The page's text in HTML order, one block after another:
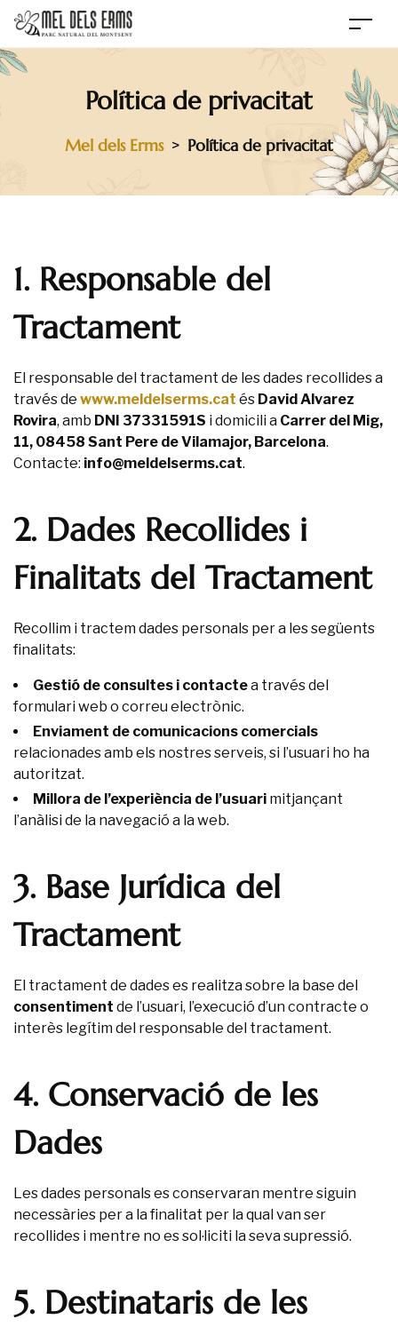
Política de privacitat
Mel dels Erms > Política de privacitat
1. Responsable del
Tractament
El responsable del tractament de les dades recollides a
través de www.meldelserms.cat és David Alvarez
Rovira, amb DNI 37331591S i domicili a Carrer del Mig,
11, 08458 Sant Pere de Vilamajor, Barcelona.
Contacte: info@meldelserms.cat.
2. Dades Recollides i
Finalitats del Tractament
Recollim i tractem dades personals per a les següents
finalitats:
Gestió de consultes i contactea través del
formulari web o correu electrònic.
Enviament de comunicacions comercials
relacionades amb els nostres serveis, si l’usuari ho ha
autoritzat.
Millora de l’experiència de l’usuari mitjançant
l’anàlisi de la navegació a la web.
3. Base Jurídica del
Tractament
El tractament de dades es realitza sobre la base del
consentiment de l’usuari, l’execució d’un contracte o
interès legítim del responsable del tractament.
4. Conservació de les
Dades
Les dades personals es conservaran mentre siguin
necessàries per a la finalitat per la qual van ser
recollides i mentre no es sol·liciti la seva supressió.
5. Destinataris de les